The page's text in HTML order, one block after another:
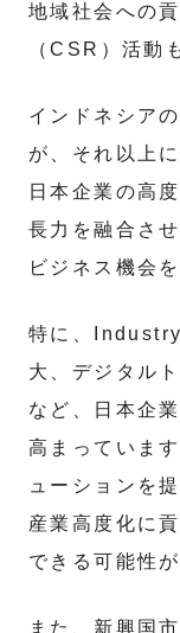
地域社会への
（CSR）活動
インドネシア
が、それ以上
日本企業の高
長力を融合さ
ビジネス機会
特に、
大、デジタル
など、日本企
高まっていま
ューションを
産業高度化に
できる可能性
また、新興国